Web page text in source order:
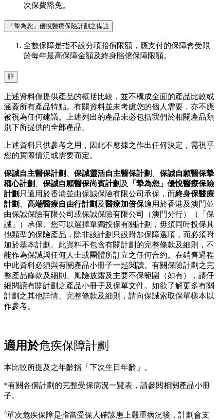
次保費豁免。
「摯為您」優悅醫療保險計劃之備註
全數保障是指不設分項賠償限額，應支付的保障會受限
於每年最高保障金額及終身賠償保障限額。
註
上述資料僅提供產品的概括比較，並不構成全面的產品比較或
涵蓋所有產品特點。有關資料並未考慮您的個人需要，亦不應
被視為任何建議。上述列出的產品未必包括我們於相關產品類
別下所提供的全部產品。
上述資料只供參考之用，因此不應據之作出任何決定，需視乎
您的實際情況或需要而定。
保誠自主醫保計劃 保誠靈活自主醫保計劃
保誠自願醫保摯
稱心計劃
保誠自願醫保尚賓計劃 及
「摯為您」優悅醫療保險
計劃 只適用於香港並由保誠保險有限公司承保，而終身保醫療
計劃
高端醫療自由行計劃 及醫療加倍保適用於香港及澳門並
由保誠保險有限公司或保誠保險有限公司（澳門分行）（「保
誠」）承保。您可以選擇單獨投保有關計劃，毋須同時投保其
他類型的保險產品，除非該計劃只設附加保障選項，而必須附
加於基本計劃。此資料不包含有關計劃的完整條款及細則，不
能作為保誠與任何人士或團體所訂立之任何合約。在銷售過程
中此資料必須與有關產品小冊子一起閱讀。有關保險計劃之完
整產品條款及細則、風險披露及主要不保範圍（如有），請仔
細閱讀有關計劃之產品小冊子及保單文件。如欲了解更多有關
計劃之其他詳情、完整條款及細則，請向保誠索取保單樣本以
作參考。
適用於危疾保障計劃
本比較所提及之年齡指「下次生日年齡」。
*有關各個計劃的完整受保病況一覽表，請參閱相關產品小冊
子。
^單次危疾保障是指當受保人確診患上嚴重病況後，計劃會支